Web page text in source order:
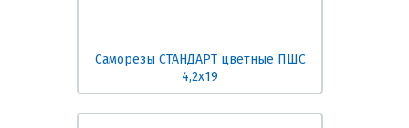
Саморезы СТАНДАРТ цветные ПШС
4,2х19